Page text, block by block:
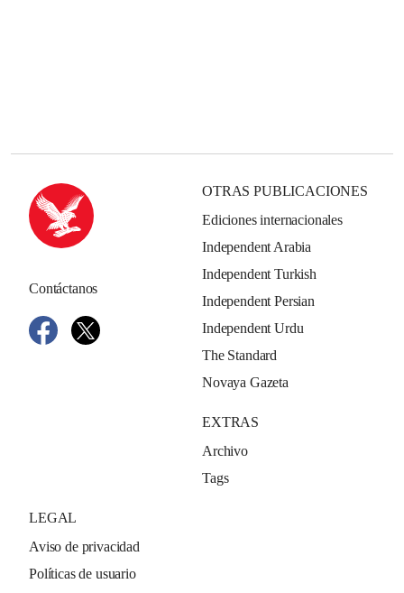
Contáctanos
OTRAS PUBLICACIONES
Ediciones internacionales
Independent Arabia
Independent Turkish
Independent Persian
Independent Urdu
The Standard
Novaya Gazeta
EXTRAS
Archivo
Tags
LEGAL
Aviso de privacidad
Políticas de usuario